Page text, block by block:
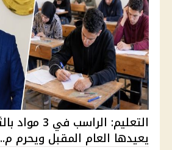
التعليم:
يعيدها العام المقبل ويحرم